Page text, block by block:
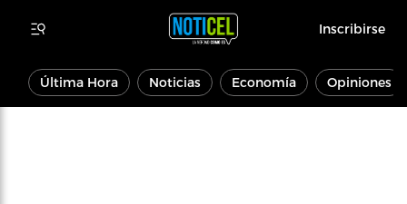
Inscribirse
Última Hora Noticias Economía Opiniones